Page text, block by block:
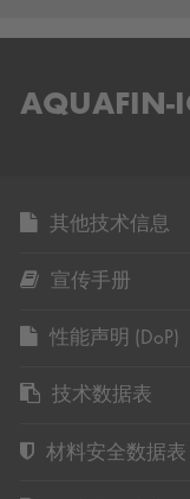
AQUAFIN-
其他技术信息
宣传手册
性能声明 (DoP)
技术数据表
材料安全数据表